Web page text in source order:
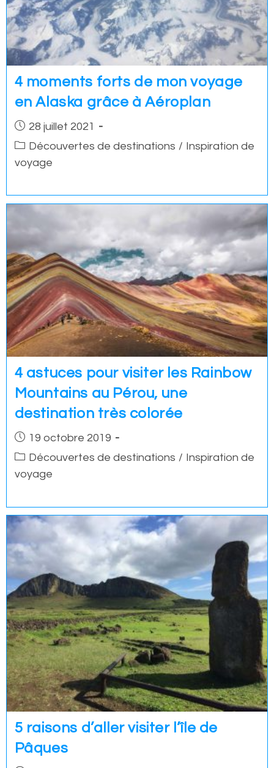
4 moments forts de mon voyage
en Alaska grâce à Aéroplan
Post28 juillet 2021
PostDécouvertes de destinations / Inspiration de
voyage
4 astuces pour visiter les Rainbow
Mountains au Pérou, une
destination très colorée
Post19 octobre 2019
PostDécouvertes de destinations / Inspiration de
voyage
5 raisons d’aller visiter l’île de
Pâques